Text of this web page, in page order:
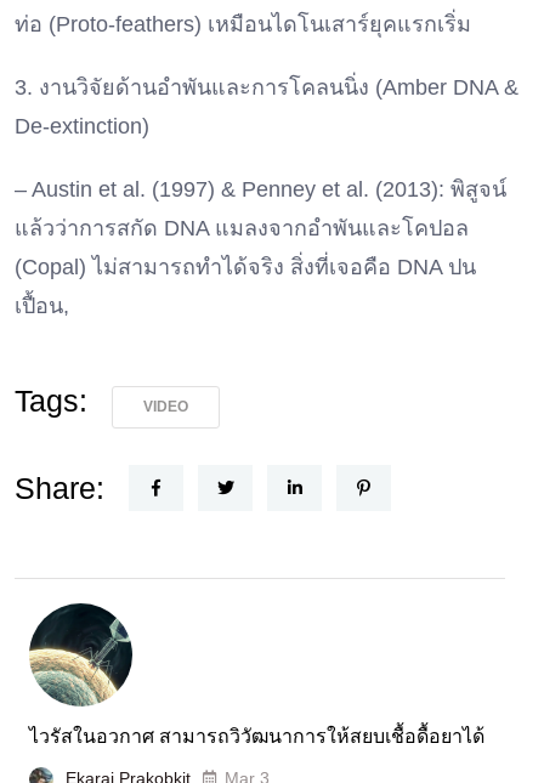
ท่อ (Proto-feathers) เหมือนไดโนเสาร์ยุคแรกเริ่ม
3. งานวิจัยด้านอำพันและการโคลนนิ่ง (Amber DNA &
De-extinction)
– Austin et al. (1997) & Penney et al. (2013): พิสูจน์
แล้วว่าการสกัด DNA แมลงจากอำพันและโคปอล
(Copal) ไม่สามารถทำได้จริง สิ่งที่เจอคือ DNA ปน
เปื้อน,
Tags: VIDEO
Share:
ไวรัสในอวกาศ สามารถวิวัฒนาการให้สยบเชื้อดื้อยาได้
Ekaraj Prakobkit Mar 3